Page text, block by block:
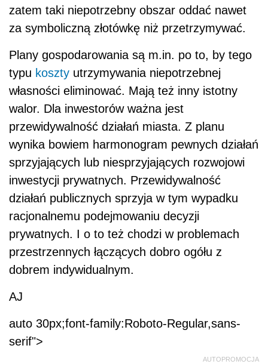
zatem taki niepotrzebny obszar oddać nawet
za symboliczną złotówkę niż przetrzymywać.
Plany gospodarowania są m.in. po to, by tego
typu koszty utrzymywania niepotrzebnej
własności eliminować. Mają też inny istotny
walor. Dla inwestorów ważna jest
przewidywalność działań miasta. Z planu
wynika bowiem harmonogram pewnych działań
sprzyjających lub niesprzyjających rozwojowi
inwestycji prywatnych. Przewidywalność
działań publicznych sprzyja w tym wypadku
racjonalnemu podejmowaniu decyzji
prywatnych. I o to też chodzi w problemach
przestrzennych łączących dobro ogółu z
dobrem indywidualnym.
AJ
auto 30px;font-family:Roboto-Regular,sans-
serif">
AUTOPROMOCJA